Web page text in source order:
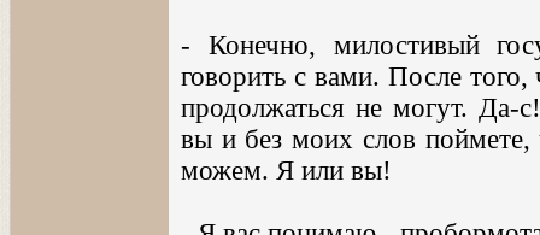
- Конечно, милостивый
говорить с вами. После
продолжаться не могут. Да-
вы и без моих слов
можем. Я или вы!